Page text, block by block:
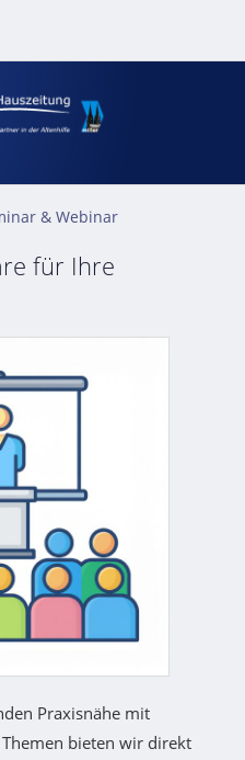
& Webinar
für Ihre
Praxisnähe mit
bieten wir direkt